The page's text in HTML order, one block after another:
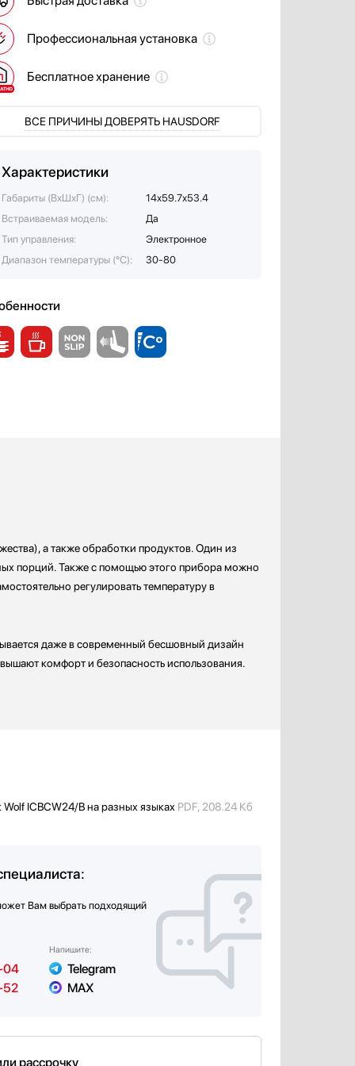
Профессиональная установка
Бесплатное хранение
ВСЕ ПРИЧИНЫ ДОВЕРЯТЬ HAUSDORF
Характеристики
Габариты (ВхШхГ) (см):
14x59.7x53.4
Встраиваемая модель:
Да
Тип управления:
Электронное
Диапазон температуры (°С):
30-80
а также обработки продуктов. Один из
порций. Также с помощью этого прибора можно
регулировать температуру в
даже в современный бесшовный дизайн
комфорт и безопасность использования.
Wolf ICBCW24/B на разных языках PDF, 208.24 Кб
Вам выбрать подходящий
04
52
Напишите:
Telegram
MAX
рассрочку